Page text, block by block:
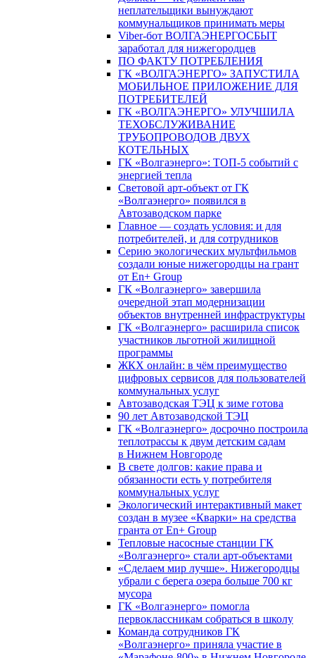
неплательщики вынуждают
коммунальщиков принимать меры
Viber-бот ВОЛГАЭНЕРГОСБЫТ
заработал для нижегородцев
ПО ФАКТУ ПОТРЕБЛЕНИЯ
ГК «ВОЛГАЭНЕРГО» ЗАПУСТИЛА
МОБИЛЬНОЕ ПРИЛОЖЕНИЕ ДЛЯ
ПОТРЕБИТЕЛЕЙ
ГК «ВОЛГАЭНЕРГО» УЛУЧШИЛА
ТЕХОБСЛУЖИВАНИЕ
ТРУБОПРОВОДОВ ДВУХ
КОТЕЛЬНЫХ
ГК «Волгаэнерго»: ТОП-5 событий с
энергией тепла
Световой арт-объект от ГК
«Волгаэнерго» появился в
Автозаводском парке
Главное — создать условия: и для
потребителей, и для сотрудников
Серию экологических мультфильмов
создали юные нижегородцы на грант
от En+ Group
ГК «Волгаэнерго» завершила
очередной этап модернизации
объектов внутренней инфраструктуры
ГК «Волгаэнерго» расширила список
участников льготной жилищной
программы
ЖКХ онлайн: в чём преимущество
цифровых сервисов для пользователей
коммунальных услуг
Автозаводская ТЭЦ к зиме готова
90 лет Автозаводской ТЭЦ
ГК «Волгаэнерго» досрочно построила
теплотрассы к двум детским садам
в Нижнем Новгороде
В свете долгов: какие права и
обязанности есть у потребителя
коммунальных услуг
Экологический интерактивный макет
создан в музее «Кварки» на средства
гранта от En+ Group
Тепловые насосные станции ГК
«Волгаэнерго» стали арт-объектами
«Сделаем мир лучше». Нижегородцы
убрали с берега озера больше 700 кг
мусора
ГК «Волгаэнерго» помогла
первоклассникам собраться в школу
Команда сотрудников ГК
«Волгаэнерго» приняла участие в